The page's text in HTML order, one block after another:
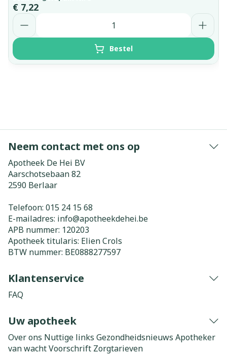
€ 7,22
Aantal
Bestel
Neem contact met ons op
Apotheek De Hei BV
Aarschotsebaan 82
2590 Berlaar
Telefoon: 015 24 15 68
E-mailadres: info@apotheekdehei.be
APB nummer: 120203
Apotheek titularis: Elien Crols
BTW nummer: BE0888277597
Klantenservice
FAQ
Uw apotheek
Over ons Nuttige links Gezondheidsnieuws Apotheker
van wachtVoorschrift Zorgtarieven